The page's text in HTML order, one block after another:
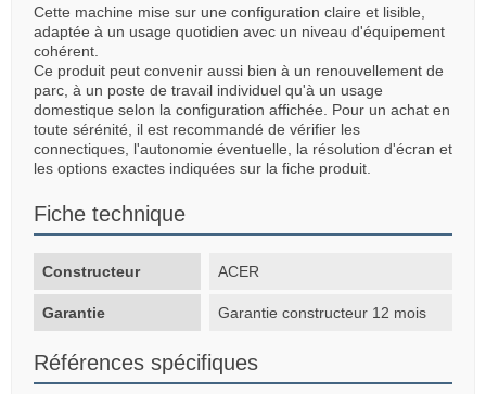
Cette machine mise sur une configuration claire et lisible,
adaptée à un usage quotidien avec un niveau d'équipement
cohérent.
Ce produit peut convenir aussi bien à un renouvellement de
parc, à un poste de travail individuel qu'à un usage
domestique selon la configuration affichée. Pour un achat en
toute sérénité, il est recommandé de vérifier les
connectiques, l'autonomie éventuelle, la résolution d'écran et
les options exactes indiquées sur la fiche produit.
Fiche technique
Constructeur ACER
Garantie Garantie constructeur 12 mois
Références spécifiques